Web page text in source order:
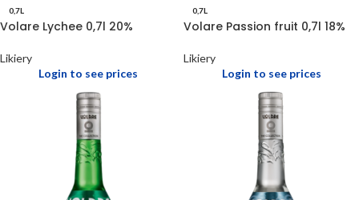
0,7L
Volare Lychee 0,7l 20%
Likiery
Login to see prices
0,7L
Volare Passion fruit 0,7l 18%
Likiery
Login to see prices